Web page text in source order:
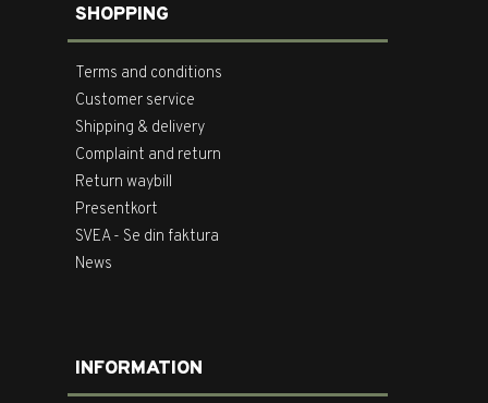
SHOPPING
Terms and conditions
Customer service
Shipping & delivery
Complaint and return
Return waybill
Presentkort
SVEA - Se din faktura
News
INFORMATION